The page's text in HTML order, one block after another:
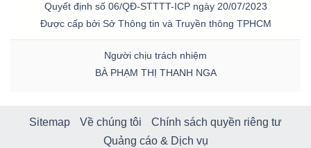
Quyết định số 06/QĐ-STTTT-ICP ngày 20/07/2023
Được cấp bởi Sở Thông tin và Truyền thông TPHCM
Người chịu trách nhiệm
BÀ PHẠM THỊ THANH NGA
Sitemap Về chúng tôi
Chính sách quyền riêng tư
Quảng cáo & Dịch vụ